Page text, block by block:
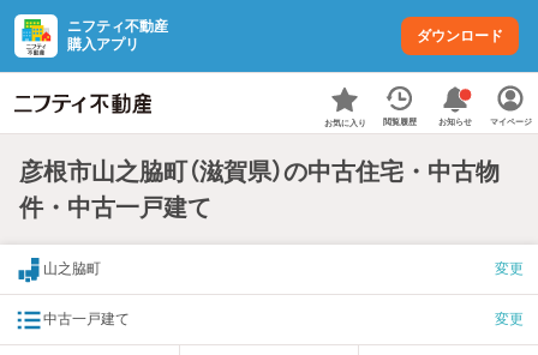
ニフティ不動産
購入アプリ
ダウンロード
お気に入り 閲覧履歴 お知らせ マイページ
彦根市山之脇町（滋賀県）の中古住宅・中古物
件・中古一戸建て
山之脇町 変更
中古一戸建て 変更